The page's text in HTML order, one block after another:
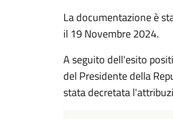
La documentazione è
il 19 Novembre 2024.
A seguito dell'esito
del Presidente della
stata decretata